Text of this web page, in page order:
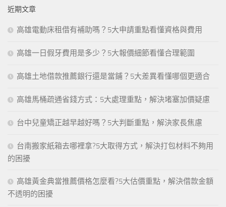
近期文章
高雄電動床租借有補助嗎？5大申請重點看懂資格與費用
高雄一日假牙費用是多少？5大報價細節看懂合理範圍
高雄土地借款推薦銀行還是當鋪？5大差異看懂哪個更適合
高雄馬桶疏通省錢方式：5大處理重點，解決堵塞加價疑慮
台中兒童矯正越早越好嗎？5大判斷重點，解決家長焦慮
台南搬家紙箱去哪裡拿?5大取得方式，解決打包材料不夠用
的困擾
高雄黃金典當推薦價格怎麼看?5大估價重點，解決借款金額
不透明的困擾